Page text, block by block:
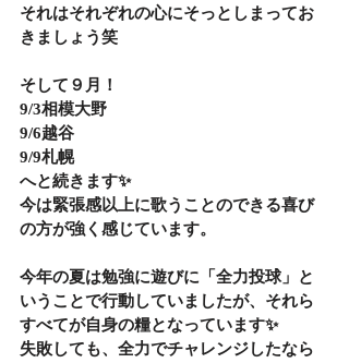
それはそれぞれの心にそっとしまってお
きましょう笑
そして９月！
9/3相模大野
9/6越谷
9/9札幌
へと続きます✨
今は緊張感以上に歌うことのできる喜び
の方が強く感じています。
今年の夏は勉強に遊びに「全力投球」と
いうことで行動していましたが、それら
すべてが自身の糧となっています✨
失敗しても、全力でチャレンジしたなら